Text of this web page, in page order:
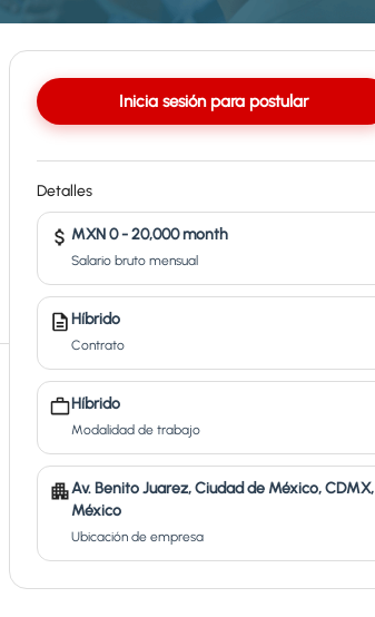
Inicia sesión para postular
Detalles
MXN 0 - 20,000 month
Salario bruto mensual
Híbrido
Contrato
Híbrido
Modalidad de trabajo
Av. Benito Juarez, Ciudad de México, CDMX,
México
Ubicación de empresa